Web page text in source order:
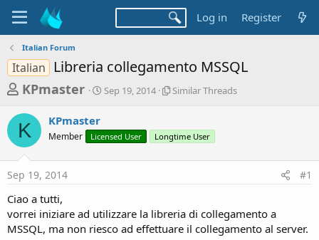
Log in Register
Italian Forum
Italian Libreria collegamento MSSQL
T
r
e
a
d
s
t
a
KPmaster
S
t
a
Sep 19, 2014
S
l
r
e
a
Similar Threads
K KPmaster
Member Licensed User Longtime User
Sep 19, 2014 #1
Ciao a tutti,
vorrei iniziare ad utilizzare la libreria di collegamento a
MSSQL, ma non riesco ad effettuare il collegamento al server.